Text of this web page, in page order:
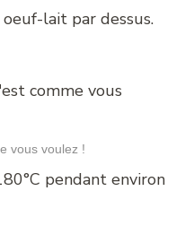
lait par dessus.
vous voulez !
pendant environ